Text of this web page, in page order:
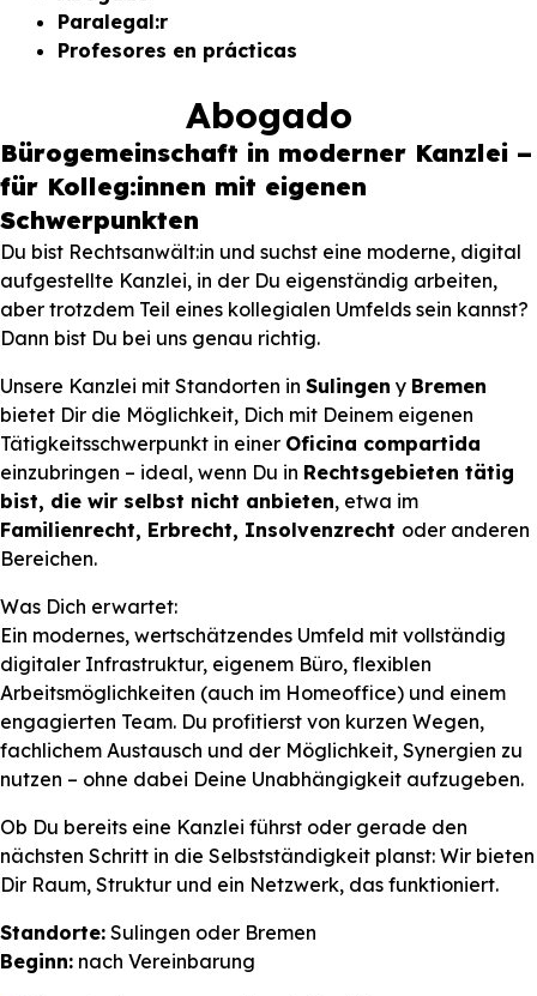
Paralegal:r
Profesores en prácticas
Abogado
Bürogemeinschaft in moderner Kanzlei –
für Kolleg:innen mit eigenen
Schwerpunkten
Du bist Rechtsanwält:in und suchst eine moderne, digital
aufgestellte Kanzlei, in der Du eigenständig arbeiten,
aber trotzdem Teil eines kollegialen Umfelds sein kannst?
Dann bist Du bei uns genau richtig.
Unsere Kanzlei mit Standorten in Sulingen y Bremen
bietet Dir die Möglichkeit, Dich mit Deinem eigenen
Tätigkeitsschwerpunkt in einer Oficina compartida
einzubringen – ideal, wenn Du in Rechtsgebieten tätig
bist, die wir selbst nicht anbieten, etwa im
Familienrecht, Erbrecht, Insolvenzrecht oder anderen
Bereichen.
Was Dich erwartet:
Ein modernes, wertschätzendes Umfeld mit vollständig
digitaler Infrastruktur, eigenem Büro, flexiblen
Arbeitsmöglichkeiten (auch im Homeoffice) und einem
engagierten Team. Du profitierst von kurzen Wegen,
fachlichem Austausch und der Möglichkeit, Synergien zu
nutzen – ohne dabei Deine Unabhängigkeit aufzugeben.
Ob Du bereits eine Kanzlei führst oder gerade den
nächsten Schritt in die Selbstständigkeit planst: Wir bieten
Dir Raum, Struktur und ein Netzwerk, das funktioniert.
Standorte: Sulingen oder Bremen
Beginn: nach Vereinbarung